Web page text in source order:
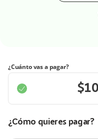
¿Cuánto vas a pagar?
¿Cómo quieres pagar?